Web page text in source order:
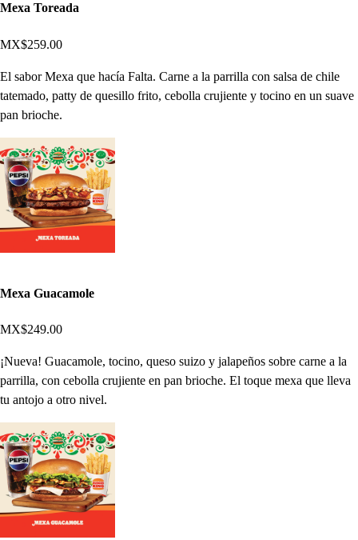
Mexa Toreada
MX$259.00
El sabor Mexa que hacía Falta. Carne a la parrilla con salsa de chile
tatemado, patty de quesillo frito, cebolla crujiente y tocino en un suave
pan brioche.
Mexa Guacamole
MX$249.00
¡Nueva! Guacamole, tocino, queso suizo y jalapeños sobre carne a la
parrilla, con cebolla crujiente en pan brioche. El toque mexa que lleva
tu antojo a otro nivel.